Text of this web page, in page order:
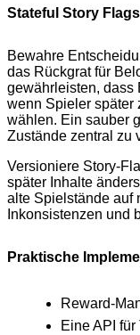
Stateful Story
Bewahre
das Rückgrat für
gewährleisten, dass
wenn Spieler später
wählen. Ein sauber
Zustände zentral zu
Versioniere Story-
später Inhalte
alte Spielstände auf
Inkonsistenzen und
Praktische
Reward-
Eine API